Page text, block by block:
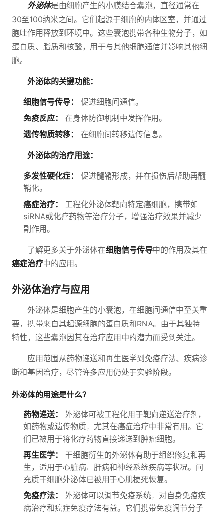
外泌体是由细胞产生的小膜结合囊泡，直径通常在
30至100纳米之间。它们起源于细胞的内体区室，并通过
胞吐作用释放到环境中。这些囊泡携带各种生物分子，如
蛋白质、脂质和核酸，用于与其他细胞通信并影响其他细
胞。
外泌体的关键功能：
细胞信号传导：
促进细胞间通信。
免疫反应：
在身体防御机制中发挥作用。
遗传物质转移：
在细胞间转移遗传信息。
外泌体的治疗用途：
多发性硬化症：
促进髓鞘形成，并在损伤后帮助再髓
鞘化。
癌症治疗：
工程化外泌体靶向特定癌细胞，携带如
siRNA或化疗药物等治疗分子，增强治疗效果并减少
副作用。
了解更多关于外泌体在细胞信号传导中的作用及其在
癌症治疗中的应用。
外泌体治疗与应用
外泌体是细胞产生的小囊泡，在细胞间通信中至关重
要，携带来自其起源细胞的蛋白质和RNA。由于其独特
特性，这些囊泡因其在治疗应用中的潜力而受到关注。
应用范围从药物递送和再生医学到免疫疗法、疾病诊
断和基因治疗，尽管许多应用仍处于实验阶段。
外泌体的用途是什么？
药物递送：
外泌体可被工程化用于靶向递送治疗剂，
如药物或遗传物质，尤其在癌症治疗中非常有用。它
们已被用于将化疗药物直接递送到肿瘤细胞。
再生医学：
干细胞衍生的外泌体有助于组织修复和再
生，适用于心脏病、肝病和神经系统疾病等状况。间
充质干细胞外泌体已被用于心肌梗死恢复。
免疫疗法：
外泌体可以调节免疫系统，对自身免疫疾
病治疗和癌症免疫疗法有益。它们携带免疫调节分子